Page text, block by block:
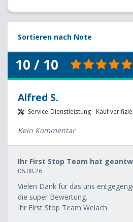
Sortieren nach Note
10 / 10
Alfred S.
Service-Dienstleistung - Kauf
Kein Kommentar
Ihr First Stop Team hat
06.08.26
Vielen Dank für das uns
die super Bewertung.
Ihr First Stop Team Weiach